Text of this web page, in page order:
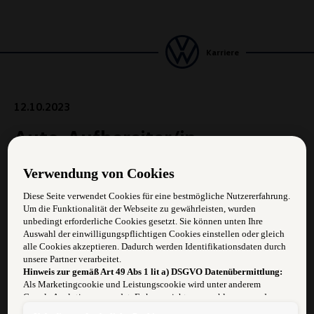
Karriere
12.10.2023
Auto-Aufbereiter/in
Aufgabengebiet:
Anforderungen:
Begeisterung für die Automarken unseres Konzerns
Abgeschlossene Fachausbildung
Zuverlässigkeit und Flexibilität
Verwendung von Cookies
Diese Seite verwendet Cookies für eine bestmögliche Nutzererfahrung.
Um die Funktionalität der Webseite zu gewährleisten, wurden
unbedingt erforderliche Cookies gesetzt. Sie können unten Ihre
Auswahl der einwilligungspflichtigen Cookies einstellen oder gleich
alle Cookies akzeptieren. Dadurch werden Identifikationsdaten durch
unsere Partner verarbeitet.
Hinweis zur gemäß Art 49 Abs 1 lit a) DSGVO Datenübermittlung:
Als Marketingcookie und Leistungscookie wird unter anderem
Google Analytics verwendet. Es kann nicht ausgeschlossen werden,